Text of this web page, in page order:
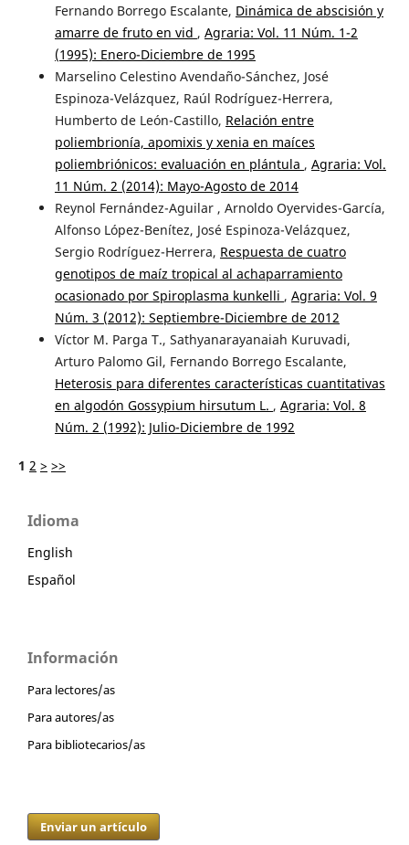
Fernando Borrego Escalante, Dinámica de abscisión y
amarre de fruto en vid , Agraria: Vol. 11 Núm. 1-2
(1995): Enero-Diciembre de 1995
Marselino Celestino Avendaño-Sánchez, José
Espinoza-Velázquez, Raúl Rodríguez-Herrera,
Humberto de León-Castillo, Relación entre
poliembrionía, apomixis y xenia en maíces
poliembriónicos: evaluación en plántula , Agraria: Vol.
11 Núm. 2 (2014): Mayo-Agosto de 2014
Reynol Fernández-Aguilar , Arnoldo Oyervides-García,
Alfonso López-Benítez, José Espinoza-Velázquez,
Sergio Rodríguez-Herrera, Respuesta de cuatro
genotipos de maíz tropical al achaparramiento
ocasionado por Spiroplasma kunkelli , Agraria: Vol. 9
Núm. 3 (2012): Septiembre-Diciembre de 2012
Víctor M. Parga T., Sathyanarayanaiah Kuruvadi,
Arturo Palomo Gil, Fernando Borrego Escalante,
Heterosis para diferentes características cuantitativas
en algodón Gossypium hirsutum L. , Agraria: Vol. 8
Núm. 2 (1992): Julio-Diciembre de 1992
1 2 > >>
Idioma
English
Español
Información
Para lectores/as
Para autores/as
Para bibliotecarios/as
Enviar un artículo